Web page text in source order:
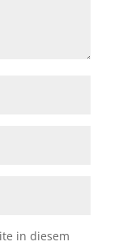
in diesem100
%